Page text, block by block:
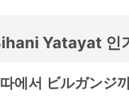
Yatayat 인
Yatayat의 가장 인기
리
Yatayat 인
에서 ビルガンジ